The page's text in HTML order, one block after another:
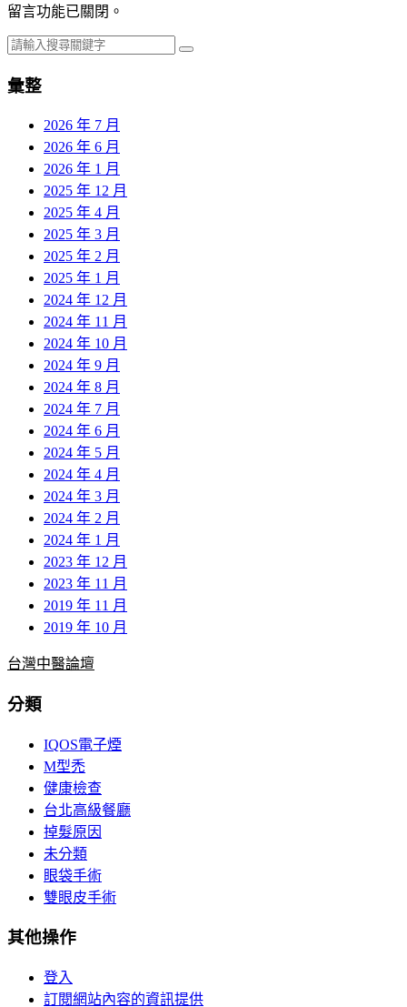
留言功能已關閉。
彙整
2026 年 7 月
2026 年 6 月
2026 年 1 月
2025 年 12 月
2025 年 4 月
2025 年 3 月
2025 年 2 月
2025 年 1 月
2024 年 12 月
2024 年 11 月
2024 年 10 月
2024 年 9 月
2024 年 8 月
2024 年 7 月
2024 年 6 月
2024 年 5 月
2024 年 4 月
2024 年 3 月
2024 年 2 月
2024 年 1 月
2023 年 12 月
2023 年 11 月
2019 年 11 月
2019 年 10 月
台灣中醫論壇
分類
IQOS電子煙
M型禿
健康檢查
台北高級餐廳
掉髮原因
未分類
眼袋手術
雙眼皮手術
其他操作
登入
訂閱網站內容的資訊提供